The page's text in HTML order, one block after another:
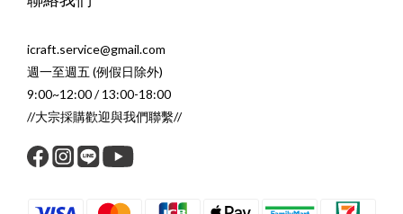
icraft.service@gmail.com
週一至週五 (例假日除外)
9:00~12:00 / 13:00-18:00
//大宗採購歡迎與我們聯繫//